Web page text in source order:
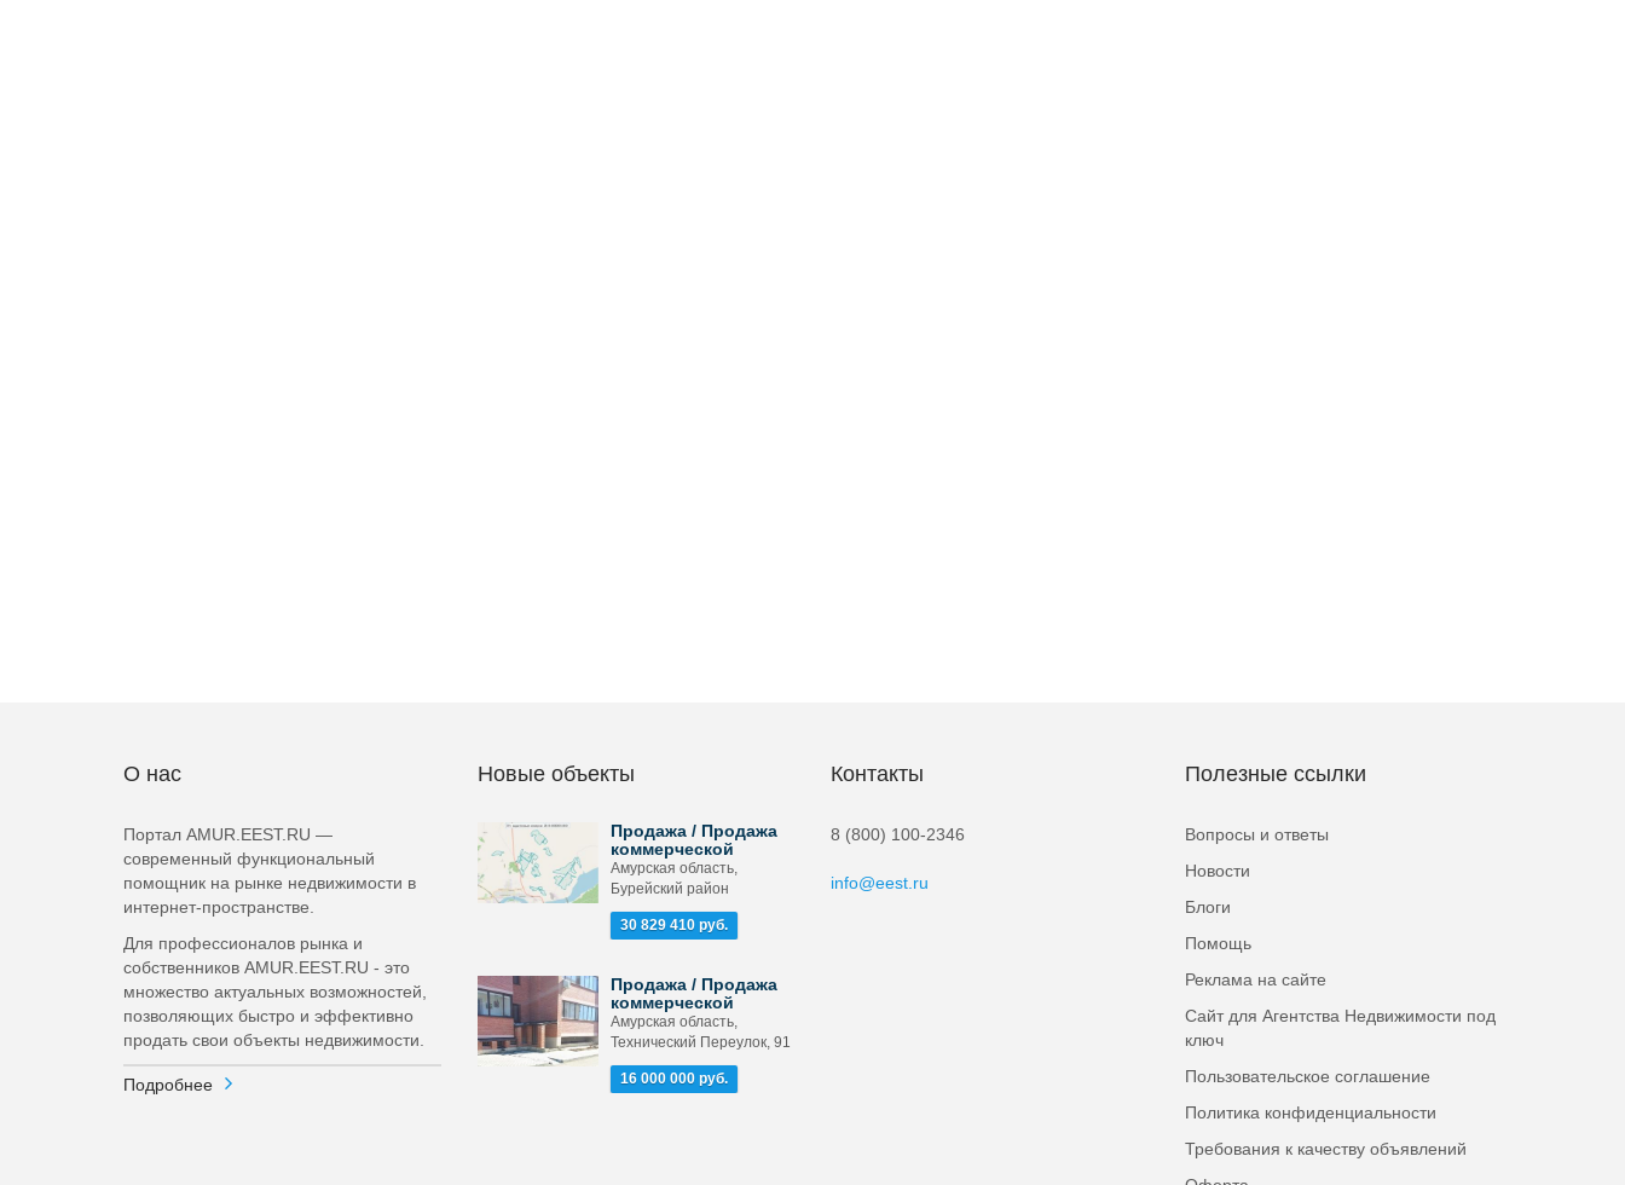
О нас
Портал AMUR.EEST.RU —
современный функциональный
помощник на рынке недвижимости в
интернет-пространстве.
Для профессионалов рынка и
собственников AMUR.EEST.RU - это
множество актуальных возможностей,
позволяющих быстро и эффективно
продать свои объекты недвижимости.
Подробнее
Новые объекты
Продажа / Продажа
коммерческой
Амурская область,
Бурейский район
30 829 410 руб.
Продажа / Продажа
коммерческой
Амурская область,
Технический Переулок, 91
16 000 000 руб.
Контакты
8 (800) 100-2346
info@eest.ru
Полезные ссылки
Вопросы и ответы
Новости
Блоги
Помощь
Реклама на сайте
Сайт для Агентства Недвижимости под
ключ
Пользовательское соглашение
Политика конфиденциальности
Требования к качеству объявлений